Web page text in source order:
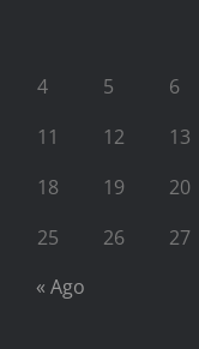
4
5 6
11
12 13
18
19 20
25
26 27
« Ago